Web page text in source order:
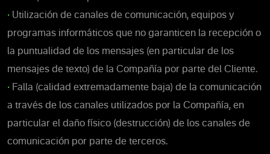
• Utilización de canales de comunicación, equipos y
programas informáticos que no garanticen la recepción o
la puntualidad de los mensajes (en particular de los
mensajes de texto) de la Compañía por parte del Cliente.
• Falla (calidad extremadamente baja) de la comunicación
a través de los canales utilizados por la Compañía, en
particular el daño físico (destrucción) de los canales de
comunicación por parte de terceros.